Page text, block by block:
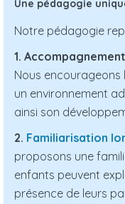
Une pédagogie
Notre pédagogie
1.
Nous encourageons
un environnement
ainsi son
2. Familiarisation
proposons une
enfants peuvent
présence de leurs